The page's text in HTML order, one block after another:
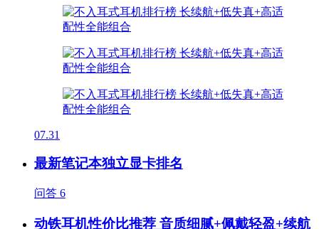
07.31
最新笔记本独立显卡排名
问答 6
动铁耳机性价比推荐 音质细腻+佩戴轻盈+续航